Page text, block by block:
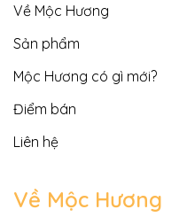
Về Mộc Hương
Sản phẩm
Mộc Hương có gì mới?
Điểm bán
Liên hệ
Về Mộc Hương